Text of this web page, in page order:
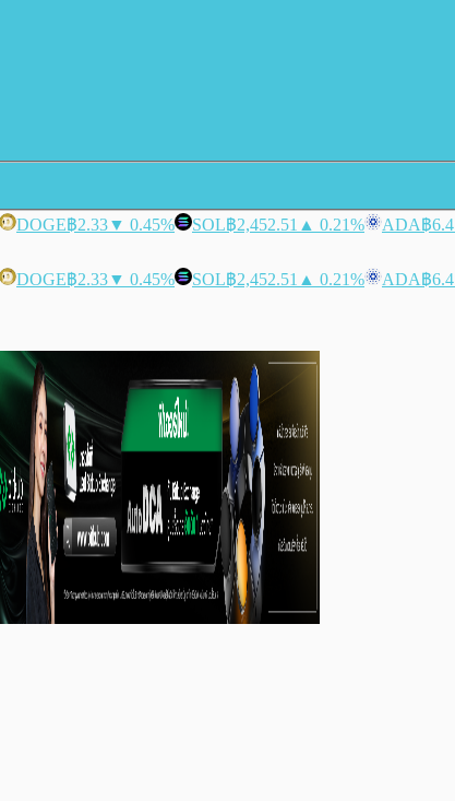
DOGE฿2.33▼ 0.45% SOL฿2,452.51 ▲ 0.21% ADA฿
DOGE฿2.33▼ 0.45% SOL฿2,452.51 ▲ 0.21% ADA฿